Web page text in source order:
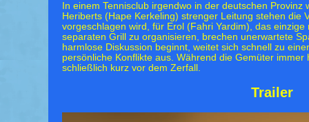
In einem Tennisclub irgendwo in der deutschen
Heriberts (Hape Kerkeling) strenger Leitung stehen die
vorgeschlagen wird, für Erol (Fahri Yardim), das
separaten Grill zu organisieren, brechen unerwartete
harmlose Diskussion beginnt, weitet sich schnell zu
persönliche Konflikte aus. Während die Gemüter
schließlich kurz vor dem Zerfall.
Trailer